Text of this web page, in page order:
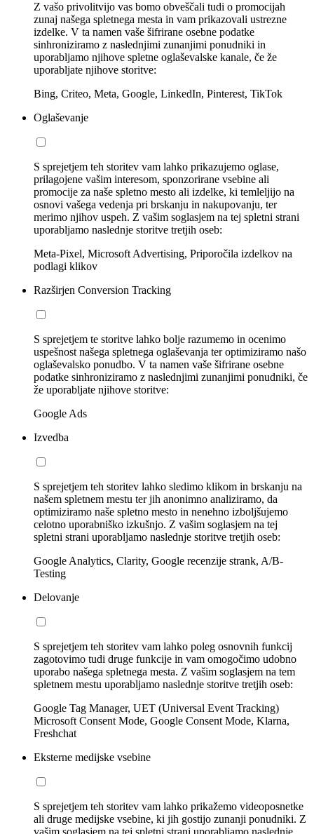
Z vašo privolitvijo vas bomo obveščali tudi o promocijah
zunaj našega spletnega mesta in vam prikazovali ustrezne
izdelke. V ta namen vaše šifrirane osebne podatke
sinhroniziramo z naslednjimi zunanjimi ponudniki in
uporabljamo njihove spletne oglaševalske kanale, če že
uporabljate njihove storitve:
Bing, Criteo, Meta, Google, LinkedIn, Pinterest, TikTok
Oglaševanje
S sprejetjem teh storitev vam lahko prikazujemo oglase,
prilagojene vašim interesom, sponzorirane vsebine ali
promocije za naše spletno mesto ali izdelke, ki temleljijo na
osnovi vašega vedenja pri brskanju in nakupovanju, ter
merimo njihov uspeh. Z vašim soglasjem na tej spletni strani
uporabljamo naslednje storitve tretjih oseb:
Meta-Pixel, Microsoft Advertising, Priporočila izdelkov na
podlagi klikov
Razširjen Conversion Tracking
S sprejetjem te storitve lahko bolje razumemo in ocenimo
uspešnost našega spletnega oglaševanja ter optimiziramo našo
oglaševalsko ponudbo. V ta namen vaše šifrirane osebne
podatke sinhroniziramo z naslednjimi zunanjimi ponudniki, če
že uporabljate njihove storitve:
Google Ads
Izvedba
S sprejetjem teh storitev lahko sledimo klikom in brskanju na
našem spletnem mestu ter jih anonimno analiziramo, da
optimiziramo naše spletno mesto in nenehno izboljšujemo
celotno uporabniško izkušnjo. Z vašim soglasjem na tej
spletni strani uporabljamo naslednje storitve tretjih oseb:
Google Analytics, Clarity, Google recenzije strank, A/B-
Testing
Delovanje
S sprejetjem teh storitev vam lahko poleg osnovnih funkcij
zagotovimo tudi druge funkcije in vam omogočimo udobno
uporabo našega spletnega mesta. Z vašim soglasjem na tem
spletnem mestu uporabljamo naslednje storitve tretjih oseb:
Google Tag Manager, UET (Universal Event Tracking)
Microsoft Consent Mode, Google Consent Mode, Klarna,
Freshchat
Eksterne medijske vsebine
S sprejetjem teh storitev vam lahko prikažemo videoposnetke
ali druge medijske vsebine, ki jih gostijo zunanji ponudniki. Z